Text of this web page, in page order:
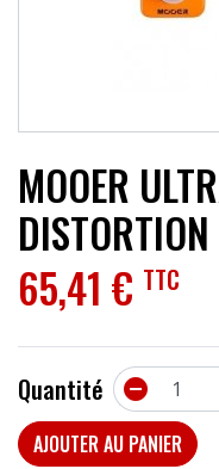
MOOER
DISTORTION
65,41 € TTC
Quantité 
AJOUTER AU PANIER